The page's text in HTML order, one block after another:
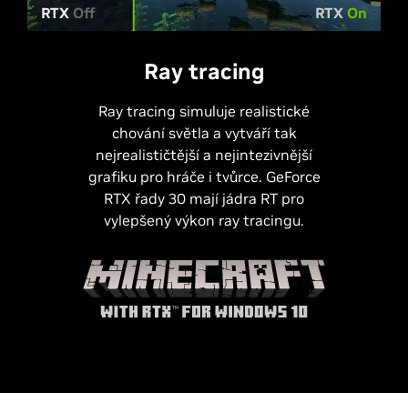
RTX On
RTX Off
Ray tracing
Ray tracing simuluje realistické
chování světla a vytváří tak
nejrealističtější a nejintezivnější
grafiku pro hráče i tvůrce. GeForce
RTX řady 30 mají jádra RT pro
vylepšený výkon ray tracingu.